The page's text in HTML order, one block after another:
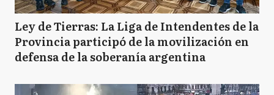
Ley de Tierras: La Liga de Intendentes de la
Provincia participó de la movilización en
defensa de la soberanía argentina